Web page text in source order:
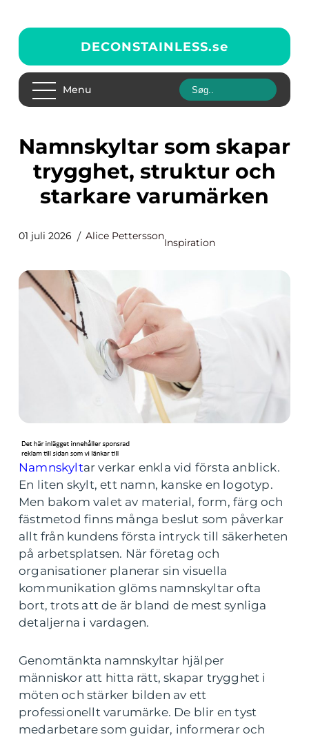
DECONSTAINLESS.se
Menu
Namnskyltar som skapar
trygghet, struktur och
starkare varumärken
01 juli 2026 Alice Pettersson
Inspiration
Namnskyltar verkar enkla vid första anblick.
En liten skylt, ett namn, kanske en logotyp.
Men bakom valet av material, form, färg och
fästmetod finns många beslut som påverkar
allt från kundens första intryck till säkerheten
på arbetsplatsen. När företag och
organisationer planerar sin visuella
kommunikation glöms namnskyltar ofta
bort, trots att de är bland de mest synliga
detaljerna i vardagen.
Genomtänkta namnskyltar hjälper
människor att hitta rätt, skapar trygghet i
möten och stärker bilden av ett
professionellt varumärke. De blir en tyst
medarbetare som guidar, informerar och